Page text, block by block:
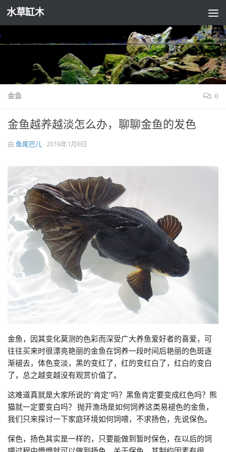
跳至内容
水草缸木
金鱼 0
金鱼越养越淡怎么办，聊聊金鱼的发色
由 鱼尾巴儿 · 2019年1月8日
金鱼，因其变化莫测的色彩而深受广大养鱼爱好者的喜爱，可
往往买来时很漂亮艳丽的金鱼在饲养一段时间后艳丽的色斑逐
渐褪去，体色变淡，黑的变红了，红的变红白了，红白的变白
了，总之越变越没有观赏价值了。
这难道真就是大家所说的“肯定”吗？黑鱼肯定要变成红色吗？熊
猫就一定要变白吗？ 抛开渔场是如何饲养这类易褪色的金鱼，
我们只来探讨一下家庭环境如何饲喂，不求扬色，先说保色。
保色，扬色其实是一样的，只要能做到暂时保色，在以后的饲